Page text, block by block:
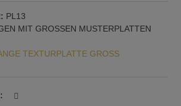
PL13
MIT GROSSEN MUSTERPLATTEN 5
TEXTURPLATTE GROSS